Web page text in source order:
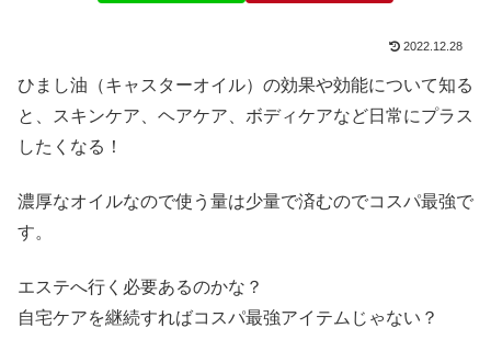
2022.12.28
ひまし油（キャスターオイル）の効果や効能について知る
と、スキンケア、ヘアケア、ボディケアなど日常にプラス
したくなる！
濃厚なオイルなので使う量は少量で済むのでコスパ最強で
す。
エステへ行く必要あるのかな？
自宅ケアを継続すればコスパ最強アイテムじゃない？